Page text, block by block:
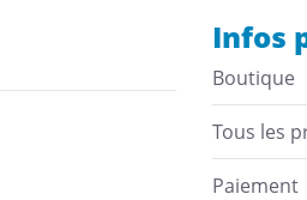
Infos
Boutique
Tous les
Paiement